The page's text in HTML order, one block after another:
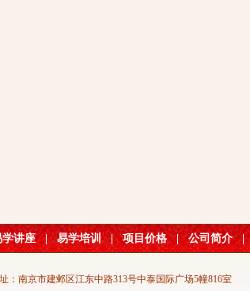
学讲座 | 易学培训 | 项目价格 | 公司简介 |
：南京市建邺区江东中路313号中泰国际广场5幢816室